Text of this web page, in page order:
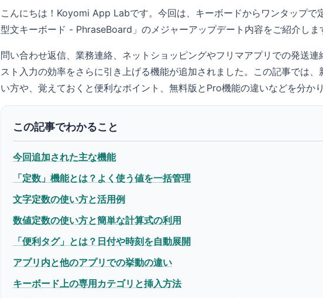
こんにちは！Koyomi App Labです。今回は、キーボードからワンタップで
型文キーボード - PhraseBoard」のメジャーアップデート内容をご紹介しま
問い合わせ返信、業務連絡、ネットショッピングやフリマアプリでの発送
スト入力の効率をさらに引き上げる機能が追加されました。この記事では
い方や、覚えておくと便利なポイント、無料版とPro機能の違いなどを分か
この記事でわかること
今回追加された主な機能
「定数」機能とは？よく使う値を一括管理
文字定数の使い方と活用例
数値定数の使い方と簡単な計算式の利用
「便利タグ」とは？日付や時刻を自動展開
アプリ内と他のアプリでの挙動の違い
キーボード上の専用カテゴリと挿入方法